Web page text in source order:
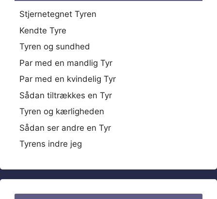
Stjernetegnet Tyren
Kendte Tyre
Tyren og sundhed
Par med en mandlig Tyr
Par med en kvindelig Tyr
Sådan tiltrækkes en Tyr
Tyren og kærligheden
Sådan ser andre en Tyr
Tyrens indre jeg